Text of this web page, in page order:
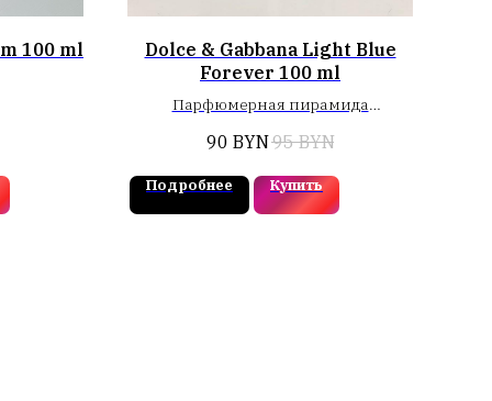
100 ml
Dolce & Gabbana Light Blue
Forever 100 ml
Парфюмерная пирамида
цитрусовыми нотами
калабрийского лимона, красного
апельсина и сочного зеленого
яблока.
90 BYN95 BYN
Подробнее Купить